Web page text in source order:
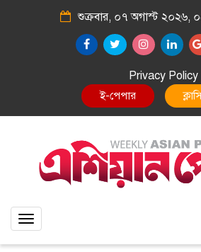
শুক্রবার, ০৭ অগাস্ট ২০২৬,
Privacy Policy
E-Paper
Toggle